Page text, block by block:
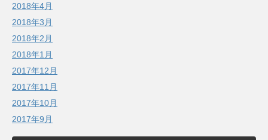
2018年4月
2018年3月
2018年2月
2018年1月
2017年12月
2017年11月
2017年10月
2017年9月